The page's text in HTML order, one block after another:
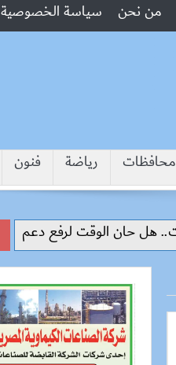
من نحن سياسة الخصوصية
محافظات رياضة
فنون